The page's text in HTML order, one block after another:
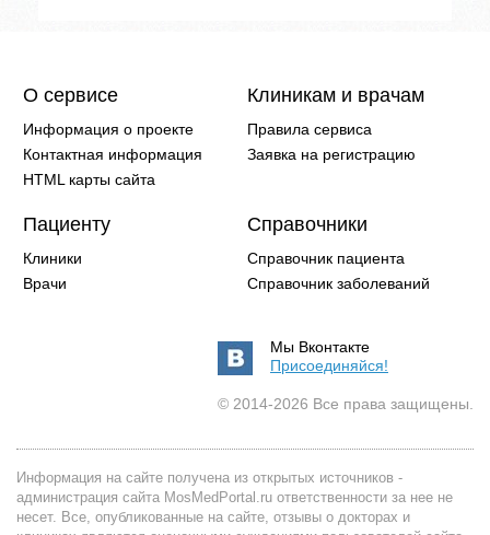
О сервисе
Информация о проекте
Контактная информация
HTML карты сайта
Клиникам и врачам
Правила сервиса
Заявка на регистрацию
Пациенту
Клиники
Врачи
Справочники
Справочник пациента
Справочник заболеваний
Мы Вконтакте
Присоединяйся!
© 2014-2026 Все права защищены.
Информация на сайте получена из открытых источников -
администрация сайта MosMedPortal.ru ответственности за нее не
несет. Все, опубликованные на сайте, отзывы о докторах и